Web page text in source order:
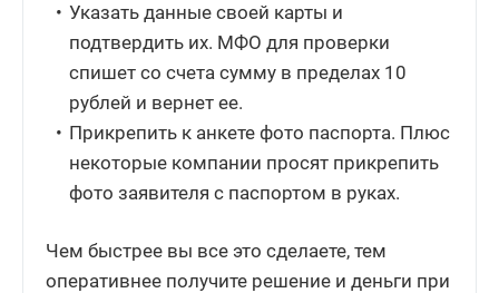
Указать данные своей карты и
подтвердить их. МФО для проверки
спишет со счета сумму в пределах 10
рублей и вернет ее.
Прикрепить к анкете фото паспорта. Плюс
некоторые компании просят прикрепить
фото заявителя с паспортом в руках.
Чем быстрее вы все это сделаете, тем
оперативнее получите решение и деньги при